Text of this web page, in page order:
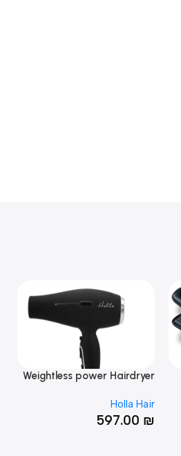
Weightless power Hairdryer
Holla Hair
597.00